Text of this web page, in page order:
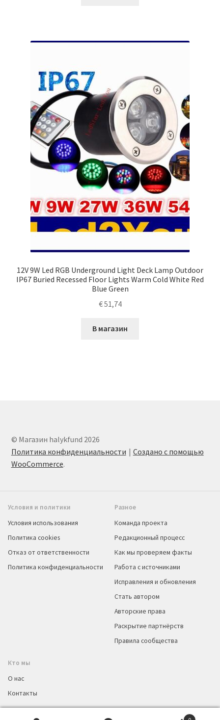
12V 9W Led RGB Underground Light Deck Lamp Outdoor
IP67 Buried Recessed Floor Lights Warm Cold White Red
Blue Green
€51,74
В магазин
© Магазин halykfund 2026
Политика конфиденциальности
Создано с помощью
WooCommerce.
Условия и политики
Условия использования
Политика cookies
Отказ от ответственности
Политика конфиденциальности
Разное
Команда проекта
Редакционный процесс
Как мы проверяем факты
Работа с источниками
Исправления и обновления
Стать автором
Авторские права
Раскрытие партнёрств
Правила сообщества
Кто мы
О нас
Контакты